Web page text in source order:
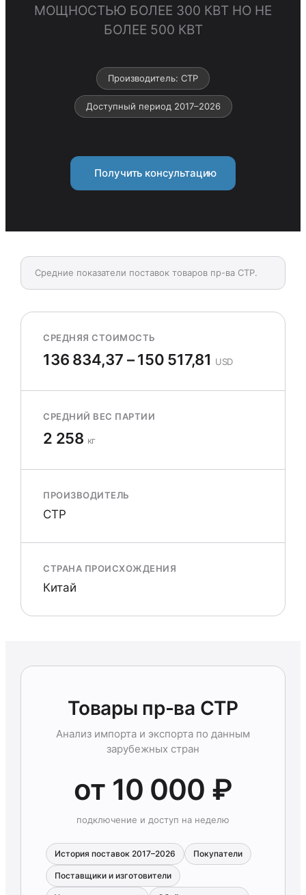
МОЩНОСТЬЮ БОЛЕЕ 300 КВТ НО НЕ
БОЛЕЕ 500 КВТ
Производитель: CTP
Доступный период 2017–2026
Получить консультацию
Средние показатели поставок товаров пр-ва CTP.
СРЕДНЯЯ СТОИМОСТЬ
136 834,37 – 150 517,81 USD
СРЕДНИЙ ВЕС ПАРТИИ
2 258 кг
ПРОИЗВОДИТЕЛЬ
CTP
СТРАНА ПРОИСХОЖДЕНИЯ
Китай
Товары пр-ва CTP
Анализ импорта и экспорта по данным
зарубежных стран
от 10 000 ₽
подключение и доступ на неделю
История поставок 2017–2026 Покупатели
Поставщики и изготовители